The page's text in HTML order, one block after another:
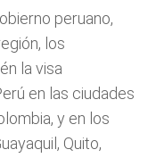
peruano,
los
la visa
en las ciudades
y en los
Quito,